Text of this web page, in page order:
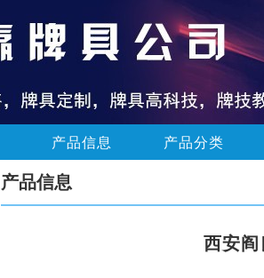
产品信息 产品分类
产品信息
西安